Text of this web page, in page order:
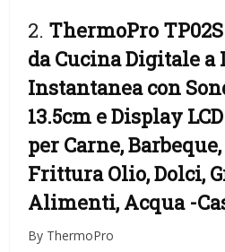
2. ThermoPro
da Cucina Digitale a
Instantanea con
13.5cm e Display
per Carne,
Frittura Olio, Dolci,
Alimenti, Acqua -
By ThermoPro